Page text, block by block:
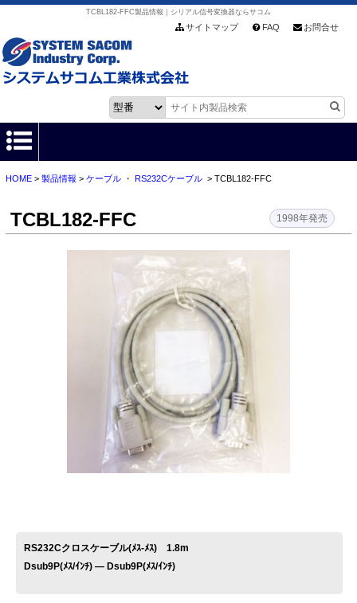
TCBL182-FFC製品情報｜シリアル信号変換器ならサコム
サイトマップ FAQ お問合せ
HOME
各種ダウンロード
お客様サポート
会社情報
HOME> 製品情報 > ケーブル・ RS232Cケーブル> TCBL182-FFC
TCBL182-FFC 1998年発売
RS232Cクロスケーブル(ﾒｽ-ﾒｽ) 1.8m
Dsub9P(ﾒｽ/ｲﾝﾁ) ― Dsub9P(ﾒｽ/ｲﾝﾁ)